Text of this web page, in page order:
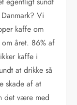
Vi
kaffe om
året. 86% af
kaffe i
at drikke så
skade af at
det være med